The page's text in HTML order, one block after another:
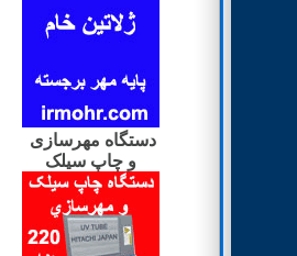
دستگاه مهرسازی
و چاپ سیلک